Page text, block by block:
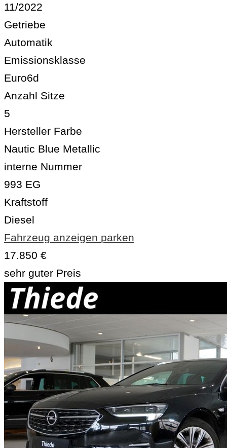
11/2022
Getriebe
Automatik
Emissionsklasse
Euro6d
Anzahl Sitze
5
Hersteller Farbe
Nautic Blue Metallic
interne Nummer
993 EG
Kraftstoff
Diesel
Fahrzeug anzeigen parken
17.850 €
sehr guter Preis